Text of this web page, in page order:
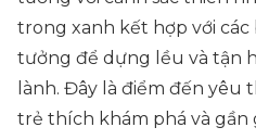
trong xanh kết hợp với các
tưởng để dựng lều và tận
lành. Đây là điểm đến yêu
trẻ thích khám phá và gần